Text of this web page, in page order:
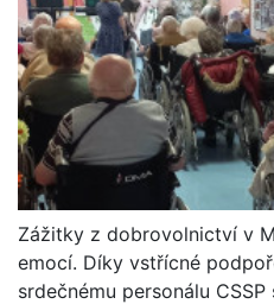
Zážitky z dobrovolnictví v
emocí. Díky vstřícné
srdečnému personálu